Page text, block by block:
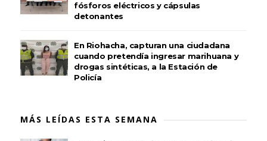
fósforos eléctricos y cápsulas
detonantes
En Riohacha, capturan una ciudadana
cuando pretendía ingresar marihuana y
drogas sintéticas, a la Estación de
Policía
MÁS LEÍDAS ESTA SEMANA